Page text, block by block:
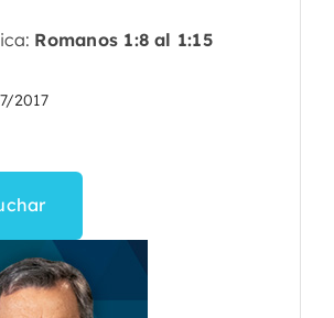
Romanos 1:8 al 1:15
2017